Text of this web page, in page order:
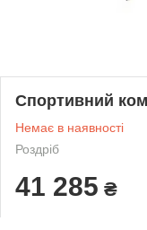
Спортивний
Немає в наявності
Роздріб
41 285 ₴